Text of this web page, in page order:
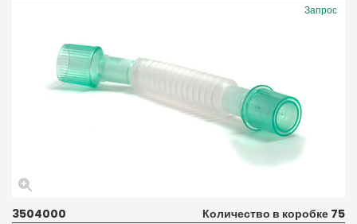
Запрос
3504000
Количество в коробке 75